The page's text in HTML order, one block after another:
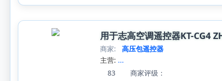
用于志高空调遥控器KT-CG4
商家:
高压包遥控器
主营: ...
83
商家评级：